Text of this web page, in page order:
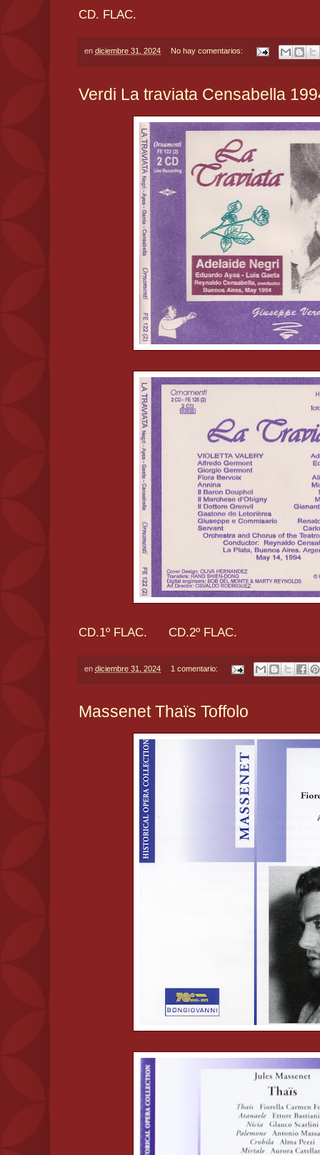
CD. FLAC.
en diciembre 31, 2024 No hay comentarios:
Verdi La traviata Censabella
CD.1º FLAC. CD.2º FLAC.
en diciembre 31, 2024 1 comentario:
Massenet Thaïs Toffolo